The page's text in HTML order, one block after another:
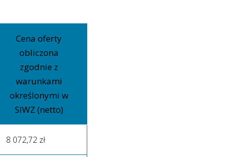
Cena oferty
obliczona
zgodnie z
warunkami
określonymi w
SIWZ (netto)
8 072,72 zł